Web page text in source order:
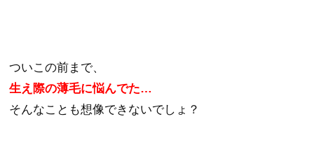
ついこの前まで、
生え際の薄毛に悩んでた…
そんなことも想像できないでしょ？